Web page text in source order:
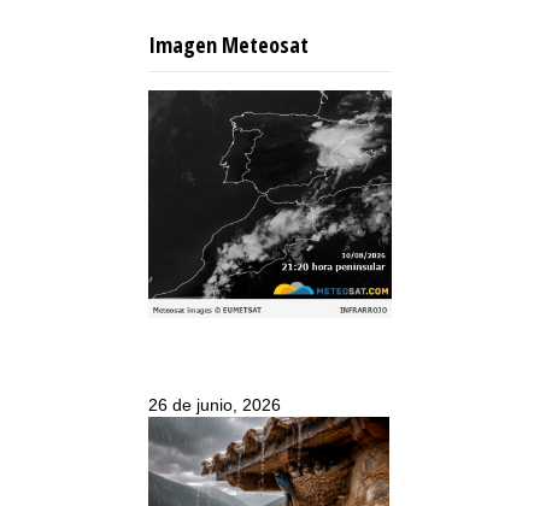
Imagen Meteosat
26 de junio, 2026